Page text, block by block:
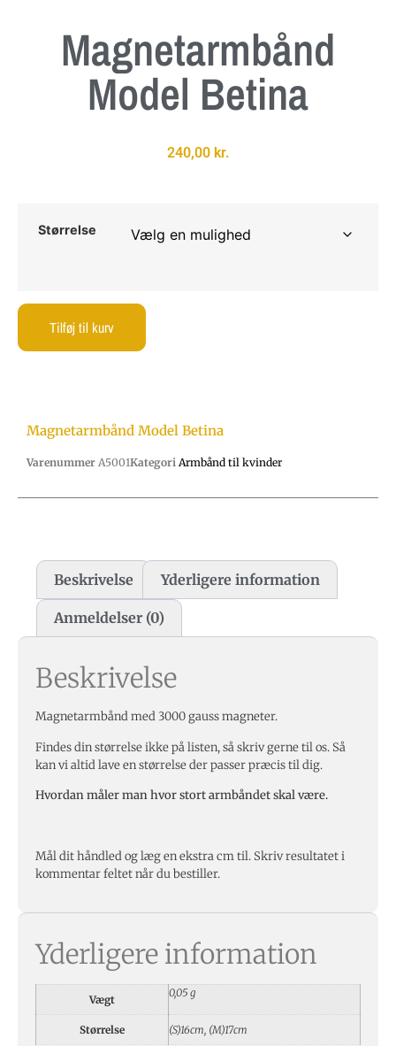
Magnetarmbånd
Model Betina
240,00 kr.
Størrelse
Tilføj til kurv
Magnetarmbånd Model Betina
Varenummer A5001Kategori Armbånd til kvinder
Beskrivelse Yderligere information
Anmeldelser (0)
Beskrivelse
Magnetarmbånd med 3000 gauss magneter.
Findes din størrelse ikke på listen, så skriv gerne til os. Så
kan vi altid lave en størrelse der passer præcis til dig.
Hvordan måler man hvor stort armbåndet skal være.
Mål dit håndled og læg en ekstra cm til. Skriv resultatet i
kommentar feltet når du bestiller.
Yderligere information
Vægt
0,05 g
Størrelse (S)16cm, (M)17cm